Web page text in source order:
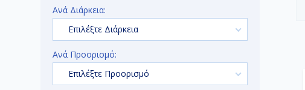
Ανά Διάρκεια:
Επιλέξτε Διάρκεια
Ανά Προορισμό:
Επιλέξτε Προορισμό